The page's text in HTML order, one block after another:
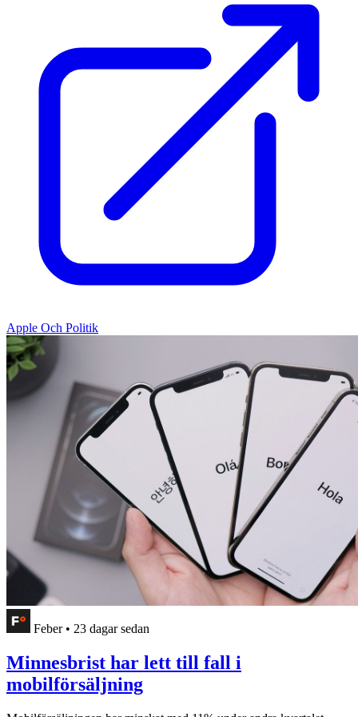
Apple Och Politik
Feber • 23 dagar sedan
Minnesbrist har lett till fall i
mobilförsäljning